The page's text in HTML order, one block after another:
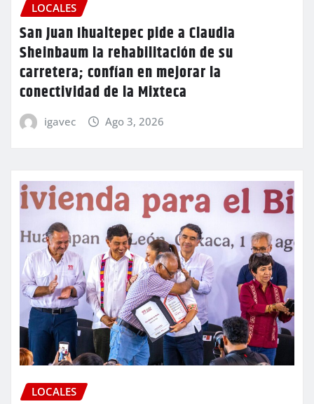
LOCALES
San Juan Ihualtepec pide a Claudia
Sheinbaum la rehabilitación de su
carretera; confían en mejorar la
conectividad de la Mixteca
igavec Ago 3, 2026
LOCALES